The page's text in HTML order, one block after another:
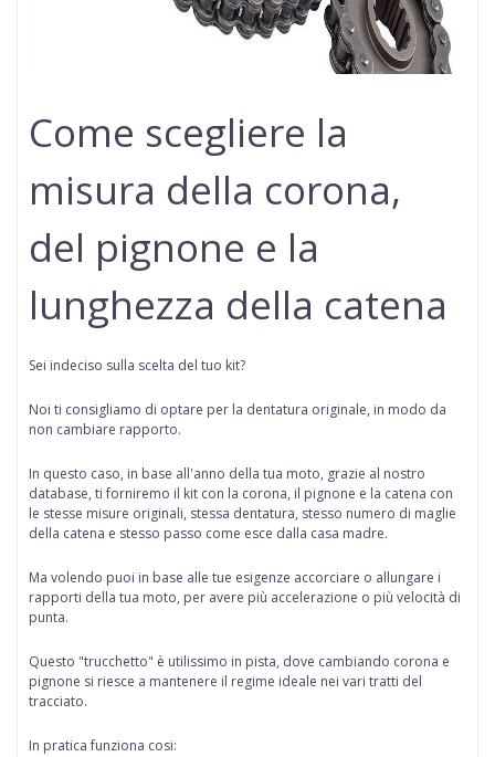
Come scegliere la
misura della corona,
del pignone e la
lunghezza della catena
Sei indeciso sulla scelta del tuo kit?
Noi ti consigliamo di optare per la dentatura originale, in modo da
non cambiare rapporto.
In questo caso, in base all'anno della tua moto, grazie al nostro
database, ti forniremo il kit con la corona, il pignone e la catena con
le stesse misure originali, stessa dentatura, stesso numero di maglie
della catena e stesso passo come esce dalla casa madre.
Ma volendo puoi in base alle tue esigenze accorciare o allungare i
rapporti della tua moto, per avere più accelerazione o più velocità di
punta.
Questo "trucchetto" è utilissimo in pista, dove cambiando corona e
pignone si riesce a mantenere il regime ideale nei vari tratti del
tracciato.
In pratica funziona cosi: